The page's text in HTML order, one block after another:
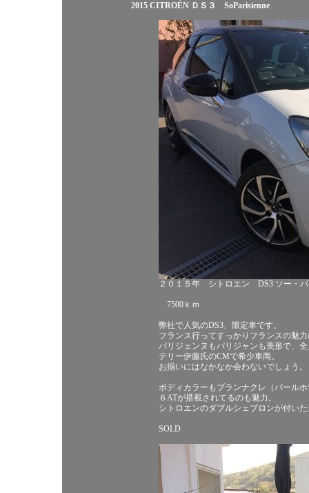
2015 CITROËN ＤＳ３ SoParisienne
２０１５年 シトロエン DS3 ソー・パ
7500ｋｍ
弊社で人気のDS3、限定車です。
フランス行ってすっかりフランスの魅
パリジェンヌもパリジャンも美形で、
テリー伊藤氏のCMで希少車両。
お揃いにはなかなか会わないでしょう。
ボディカラーもブランナクレ（パール
６ATが搭載されてるのも魅力。
シトロエンのダブルシェブロンが付い
SOLD